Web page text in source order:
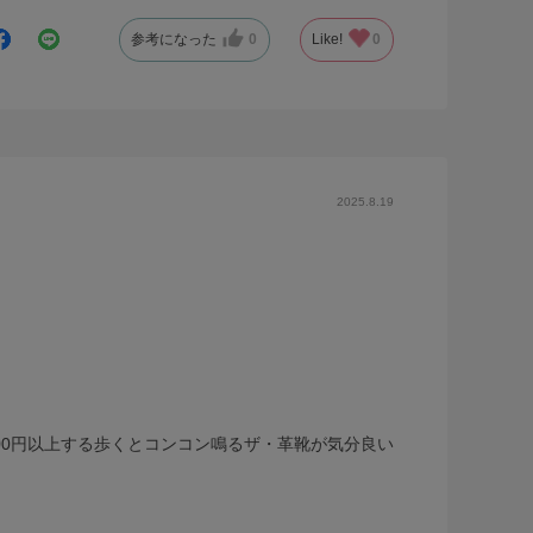
参考になった 0 Like! 0
2025.8.19
以上する歩くとコンコン鳴るザ・革靴が気分良い